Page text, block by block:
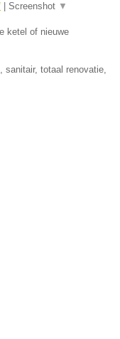
Screenshot ▼
ketel of nieuwe
sanitair, totaal renovatie,